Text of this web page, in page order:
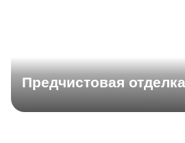
Предчистовая отделка